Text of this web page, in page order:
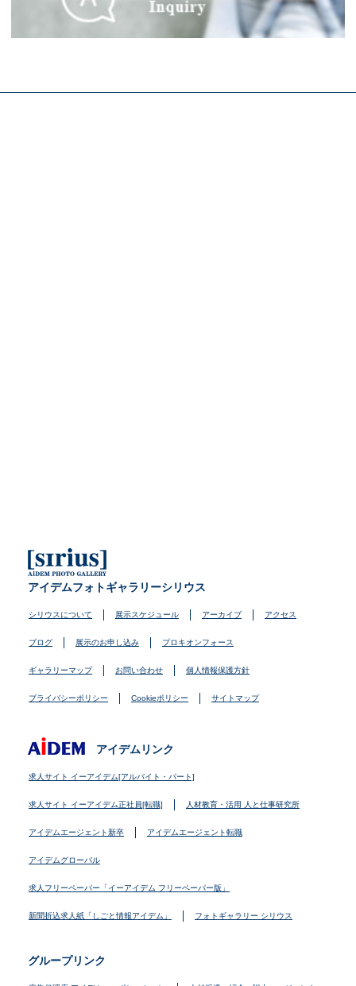
アイデムフォトギャラリーシリウス
シリウスについて 展示スケジュール アーカイブ アクセス
ブログ 展示のお申し込み プロキオンフォース
ギャラリーマップ お問い合わせ 個人情報保護方針
プライバシーポリシー Cookieポリシー サイトマップ
アイデムリンク
求人サイト イーアイデム[アルバイト・パート]
求人サイト イーアイデム正社員[転職] 人材教育・活用 人と仕事研究所
アイデムエージェント新卒 アイデムエージェント転職
アイデムグローバル
求人フリーペーパー「イーアイデム フリーペーパー版」
新聞折込求人紙「しごと情報アイデム」 フォトギャラリー シリウス
グループリンク